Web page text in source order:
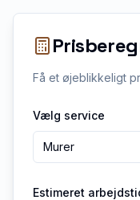
Få et øjeblikkeligt
Vælg service
Murer
Estimeret